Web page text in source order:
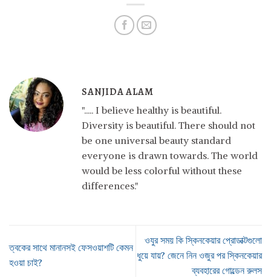
SANJIDA ALAM
"..... I believe healthy is beautiful.
Diversity is beautiful. There should not
be one universal beauty standard
everyone is drawn towards. The world
would be less colorful without these
differences."
ত্বকের সাথে মানানসই ফেসওয়াশটি কেমন
হওয়া চাই?
ওযুর সময় কি স্কিনকেয়ার প্রোডাক্টগুলো
ধুয়ে যায়? জেনে নিন ওজুর পর স্কিনকেয়ার
ব্যবহারের গোল্ডেন রুলস